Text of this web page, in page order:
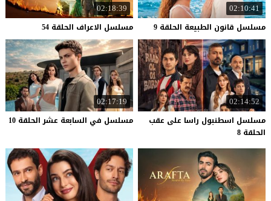
02:10:41
مسلسل قانون الطبيعة الحلقة 9
02:18:39
مسلسل الاعراف الحلقة 54
02:14:52
مسلسل اسطنبول راسا على عقب
الحلقة 8
02:17:19
مسلسل في السابعة عشر الحلقة 10